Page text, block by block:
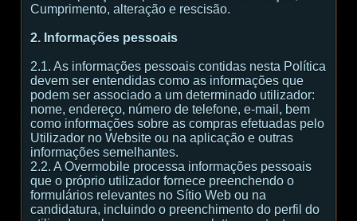
Cumprimento, alteração e rescisão.
2. Informações pessoais
2.1. As informações pessoais contidas nesta Política
devem ser entendidas como as informações que
podem ser associado a um determinado utilizador:
nome, endereço, número de telefone, e-mail, bem
como informações sobre as compras efetuadas pelo
Utilizador no Website ou na aplicação e outras
informações semelhantes.
2.2. A Overmobile processa informações pessoais
que o próprio utilizador fornece preenchendo o
formulários relevantes no Sítio Web ou na
candidatura, incluindo o preenchimento do perfil do